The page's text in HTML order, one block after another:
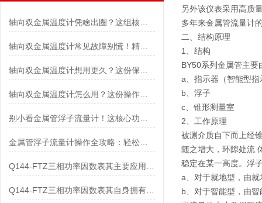
轴向双金属温度计凭啥出圈？这组核心特点给出了答案
轴向双金属温度计常见故障别慌！精准定位，轻松搞定难题
轴向双金属温度计怎么用？这份操作指南，新手也能快速拿捏！
金属管浮子流量计操作全攻略：轻松拿捏，精准掌控每一步！
Q144-FTZ三相功率因数表其自身拥有怎样的功能呢？
另外该仪表采用高质
多年来金属管流量计
二、结构原理
1、结构
BY50系列金属管主要
a、指示器（智能型
b、浮子
c、锥形测量室
2、工作原理
被测介质自下而上经
随之增大，环隙处流
稳定在某一高度。浮
a、对于就地型，由
b、对于智能型，由